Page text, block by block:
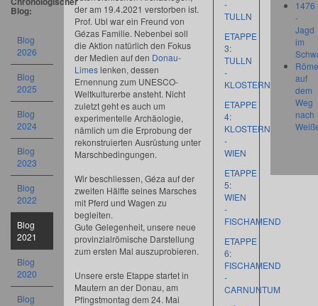
-
TULLN
ETAPPE
3:
TULLN
-
KLOSTERNEUBURG
ETAPPE
4:
KLOSTERNEUBURG
-
WIEN
ETAPPE
5:
WIEN
-
FISCHAMEND
ETAPPE
6:
FISCHAMEND
-
CARNUNTUM
der am 19.4.2021 verstorben ist.
Prof. Ubl war ein Freund von
Gézas Familie. Nebenbei soll
die Aktion natürlich den Fokus
der Medien auf den Donau-
Limeslenken, dessen
Ernennung zum UNESCO-
Weltkulturerbe ansteht. Nicht
zuletzt geht es auch um
experimentelle Archäologie,
nämlich um die Erprobung der
rekonstruierten Ausrüstung unter
Marschbedingungen.
Wir beschliessen, Géza auf der
zweiten Hälfte seines Marsches
mit Pferd und Wagen zu
begleiten.
Gute Gelegenheit, unsere neue
provinzialrömische Darstellung
zum ersten Mal auszuprobieren.
Unsere erste Etappe startet in
Mautern an der Donau, am
Pfingstmontag dem 24. Mai
Blog:
Blog
2026
Blog
2025
Blog
2024
Blog
2023
Blog
2022
Blog
2021
Blog
2020
Blog
1476
-
Jagd
im
auf
dem
Weg
nach